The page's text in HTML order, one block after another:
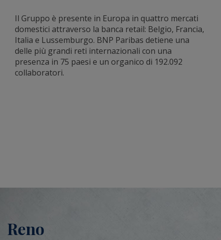
Il Gruppo è presente in Europa in quattro mercati
domestici attraverso la banca retail: Belgio, Francia,
Italia e Lussemburgo. BNP Paribas detiene una
delle più grandi reti internazionali con una
presenza in 75 paesi e un organico di 192.092
collaboratori.
Reno